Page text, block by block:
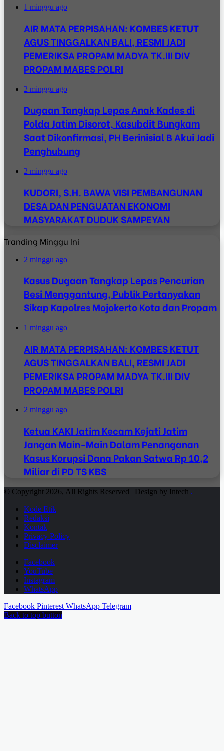
1 minggu ago
AIR MATA PERPISAHAN: KOMBES KETUT
AGUS TINGGALKAN BALI, RESMI JADI
PEMERIKSA PROPAM MADYA TK.III DIV
PROPAM MABES POLRI
2 minggu ago
Dugaan Tangkap Lepas Anak Kades di
Polda Jatim Disorot, Kasubdit Bungkam
Saat Dikonfirmasi, PH Berinisial B Akui Jadi
Penghubung
2 minggu ago
KUDORI, S.H. BAWA VISI PEMBANGUNAN
DESA DAN PENGUATAN EKONOMI
MASYARAKAT DUDUK SAMPEYAN
Tranding Minggu Ini
2 minggu ago
Kasus Dugaan Tangkap Lepas Pencurian
Besi Menggantung, Publik Pertanyakan
Sikap Kapolres Mojokerto Kota dan Propam
1 minggu ago
AIR MATA PERPISAHAN: KOMBES KETUT
AGUS TINGGALKAN BALI, RESMI JADI
PEMERIKSA PROPAM MADYA TK.III DIV
PROPAM MABES POLRI
2 minggu ago
Ketua KAKI Jatim Kecam Kejati Jatim
Jangan Main-Main Dalam Penanganan
Kasus Korupsi Dana Pakan Satwa Rp 10,2
Miliar di PD TS KBS
© Copyright 2026, All Rights Reserved | Design by Intech .
Kode Etik
Redaksi
Kontak
Privacy Policy
Disclaimer
Facebook
YouTube
Instagram
WhatsApp
Facebook Pinterest WhatsApp Telegram
Back to top button